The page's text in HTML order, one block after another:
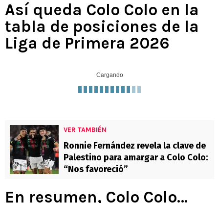
Así queda Colo Colo en la
tabla de posiciones de la
Liga de Primera 2026
Cargando
VER TAMBIÉN
Ronnie Fernández revela la clave de
Palestino para amargar a Colo Colo:
“Nos favoreció”
En resumen, Colo Colo…